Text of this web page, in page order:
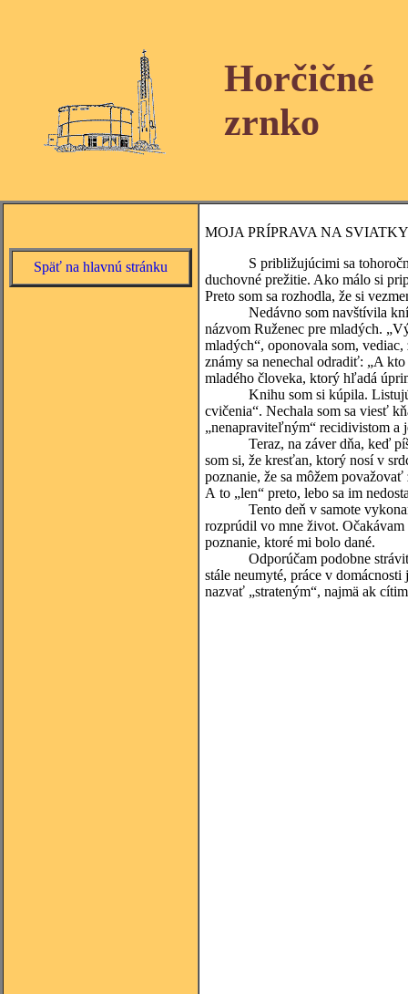
Horčičné
zrnko
Späť na hlavnú stránku
MOJA PRÍPRAVA NA SVIATKY
S približujúcimi sa
duchovné prežitie. Ako málo si
Preto som sa rozhodla, že si
Nedávno som navštívila
názvom Ruženec pre mladých.
mladých“, oponovala som,
známy sa nenechal odradiť: „A
mladého človeka, ktorý hľadá
Knihu som si kúpila. Listujúc v
cvičenia“. Nechala som sa viesť
„nenapraviteľným“ recidivistom a
Teraz, na záver dňa, keď
som si, že kresťan, ktorý nosí v
poznanie, že sa môžem
A to „len“ preto, lebo sa im
Tento deň v samote
rozprúdil vo mne život.
poznanie, ktoré mi bolo dané.
Odporúčam podobne stráviť
stále neumyté, práce v
nazvať „strateným“, najmä ak